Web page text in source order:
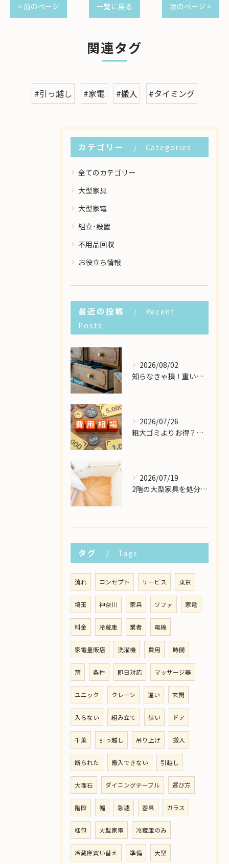
< 前のページ 一覧に戻る 次のページ >
関連タグ
#引っ越し #家電 #搬入 #タイミング
カテゴリー Categories
全てのカテゴリー
大型家具
大型家電
組立･設置
不用品回収
お役立ち情報
最近の投稿
Recent
Posts
2026/08/02
知らなきゃ損！重い大型家具の配送費用を格安に抑える裏ワザ
2026/07/26
粗大ゴミよりお得？大型家具の処分業者にかかる費用相場を解説
2026/07/19
2階の大型家具を処分したい！狭い階段から安全に下ろす方法
タグ Tags
流れ コンセプト サービス 東京
埼玉 神奈川 家具 ソファ 家電
料金 冷蔵庫 業者 電線
家電量販店 洗濯機 費用 時間
窓 条件 即日対応 マッサージ器
ユニック クレーン 違い 玄関
入らない 組み立て 狭い ドア
千葉 引っ越し 吊り上げ 搬入
断られた 搬入できない 引越し
大理石 ダイニングテーブル 運び方
階段 幅 急遽 器具 ガラス
梱包 大型家電 冷蔵庫のみ
冷蔵庫買い替え 準備 大型